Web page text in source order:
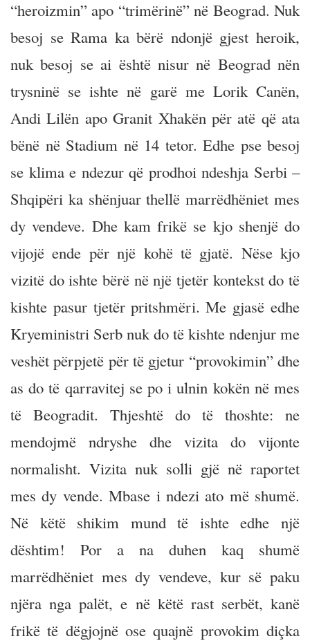
“heroizmin” apo “trimërinë” në Beograd. Nuk
besoj se Rama ka bërë ndonjë gjest heroik,
nuk besoj se ai është nisur në Beograd nën
trysninë se ishte në garë me Lorik Canën,
Andi Lilën apo Granit Xhakën për atë që ata
bënë në Stadium në 14 tetor. Edhe pse besoj
se klima e ndezur që prodhoi ndeshja Serbi –
Shqipëri ka shënjuar thellë marrëdhëniet mes
dy vendeve. Dhe kam frikë se kjo shenjë do
vijojë ende për një kohë të gjatë. Nëse kjo
vizitë do ishte bërë në një tjetër kontekst do të
kishte pasur tjetër pritshmëri. Me gjasë edhe
Kryeministri Serb nuk do të kishte ndenjur me
veshët përpjetë për të gjetur “provokimin” dhe
as do të qarravitej se po i ulnin kokën në mes
të Beogradit. Thjeshtë do të thoshte: ne
mendojmë ndryshe dhe vizita do vijonte
normalisht. Vizita nuk solli gjë në raportet
mes dy vende. Mbase i ndezi ato më shumë.
Në këtë shikim mund të ishte edhe një
dështim! Por a na duhen kaq shumë
marrëdhëniet mes dy vendeve, kur së paku
njëra nga palët, e në këtë rast serbët, kanë
frikë të dëgjojnë ose quajnë provokim diçka